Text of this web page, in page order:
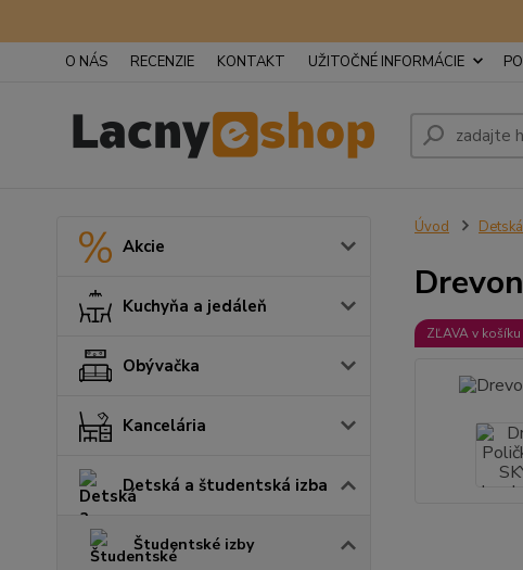
O NÁS RECENZIE KONTAKT UŽITOČNÉ INFORMÁCIE
Akcie
Kuchyňa a jedáleň
Obývačka
Kancelária
Detská a študentská izba
Študentské izby
Úvod
ZĽAVA v